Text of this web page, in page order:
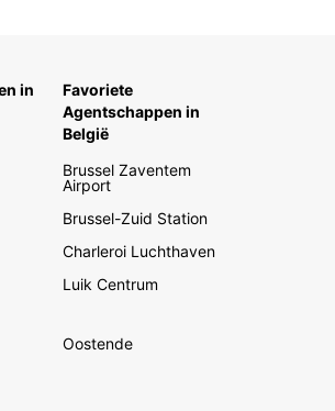
in
Favoriete
Agentschappen in
België
Brussel Zaventem
Airport
Brussel-Zuid Station
Charleroi Luchthaven
Luik Centrum
Oostende